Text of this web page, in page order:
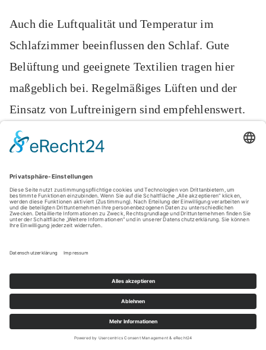
Auch die Luftqualität und Temperatur im
Schlafzimmer beeinflussen den Schlaf. Gute
Belüftung und geeignete Textilien tragen hier
maßgeblich bei. Regelmäßiges Lüften und der
Einsatz von Luftreinigern sind empfehlenswert.
Eine ruhige Lage im Raum, abseits von Türen
Maßnahmen wie eine Verdunkelung tragen
zusätzlich zur Schlafqualität bei.
das den individuellen Bedürfnissen gerecht wird.
Nachhaltigkeit und